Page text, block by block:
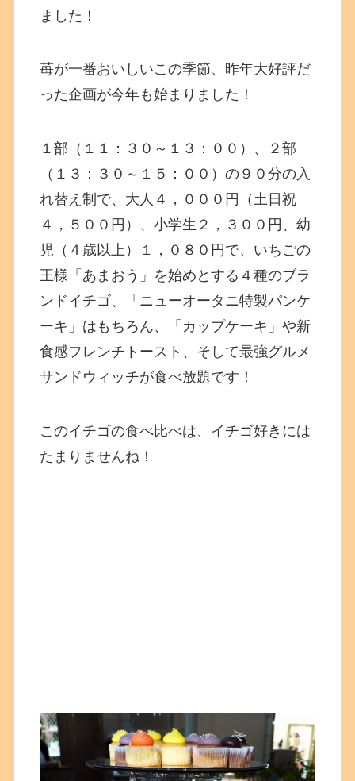
ました！
苺が一番おいしいこの季節、昨年大好評だ
った企画が今年も始まりました！
１部（１１：３０～１３：００）、２部
（１３：３０～１５：００）の９０分の入
れ替え制で、大人４，０００円（土日祝
４，５００円）、小学生２，３００円、幼
児（４歳以上）１，０８０円で、いちごの
王様「あまおう」を始めとする４種のブラ
ンドイチゴ、「ニューオータニ特製パンケ
ーキ」はもちろん、「カップケーキ」や新
食感フレンチトースト、そして最強グルメ
サンドウィッチが食べ放題です！
このイチゴの食べ比べは、イチゴ好きには
たまりませんね！